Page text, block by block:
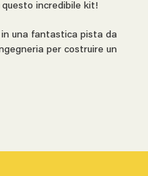
incredibile kit!
in una fantastica pista da
per costruire un